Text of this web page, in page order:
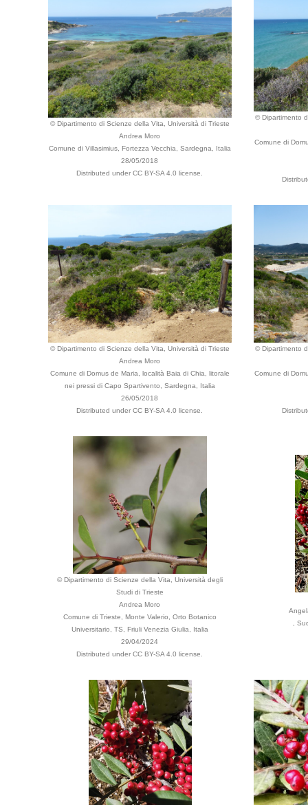
© Dipartimento di Scienze della Vita, Università di Trieste
Andrea Moro
Comune di Villasimius, Fortezza Vecchia, Sardegna, Italia
28/05/2018
Distributed under CC BY-SA 4.0 license.
© Dipartimento
Comune di
© Dipartimento di Scienze della Vita, Università di Trieste
Andrea Moro
Comune di Domus de Maria, località Baia di Chia, litorale
nei pressi di Capo Spartivento, Sardegna, Italia
26/05/2018
Distributed under CC BY-SA 4.0 license.
© Dipartimento
Comune di
© Dipartimento di Scienze della Vita, Università degli
Studi di Trieste
Andrea Moro
Comune di Trieste, Monte Valerio, Orto Botanico
Universitario, TS, Friuli Venezia Giulia, Italia
29/04/2024
Distributed under CC BY-SA 4.0 license.
,